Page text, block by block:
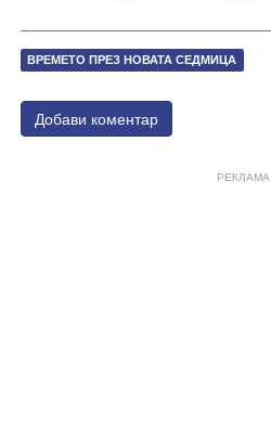
ВРЕМЕТО ПРЕЗ НОВАТА СЕДМИЦА
Добави коментар
РЕКЛАМА